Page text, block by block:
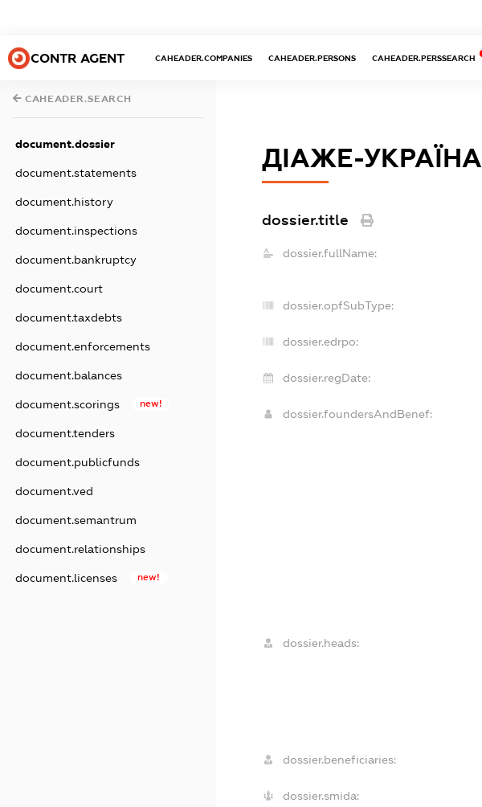
CONTR AGENT CAHEADER.COMPANIES CAHEADER.PERSONS CAHEADER.PERSSEARCH
CAHEADER.SEARCH
document.dossier
document.statements
document.history
document.inspections
document.bankruptcy
document.court
document.taxdebts
document.enforcements
document.balances
document.scorings new!
document.tenders
document.publicfunds
document.ved
document.semantrum
document.relationships
document.licenses new!
ДІАЖЕ-УКРАЇНА
dossier.title
dossier.fullName:
dossier.opfSubType:
dossier.edrpo:
dossier.regDate:
dossier.foundersAndBenef:
dossier.heads:
dossier.beneficiaries:
dossier.smida: